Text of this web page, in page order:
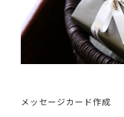
メッセージカード作成